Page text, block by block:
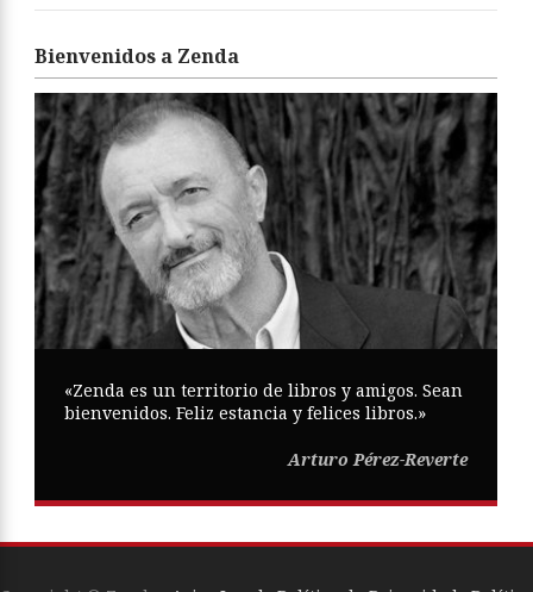
Bienvenidos a Zenda
«Zenda es un territorio de libros y amigos. Sean
bienvenidos. Feliz estancia y felices libros.»
Arturo Pérez-Reverte